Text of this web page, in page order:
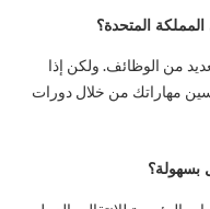
المتحدة؟
من الوظائف. ولكن إذا
مهاراتك من خلال دورات
بسهولة؟